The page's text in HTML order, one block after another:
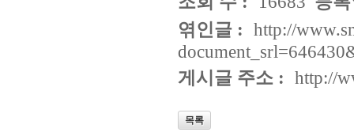
엮인글 : http://
게시글 주소 : http://
목록